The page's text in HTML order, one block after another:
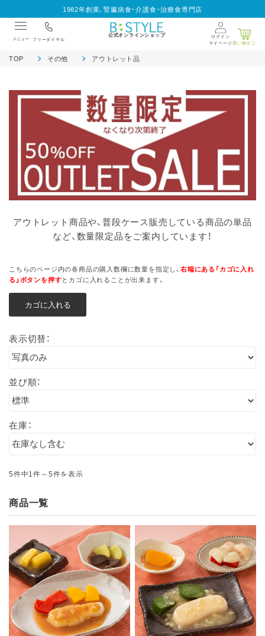
1982年創業、腎臓病食・介護食・治療食専門店
メニュー フリーダイヤル
公式オンラインショップ
ログイン
マイページ買い物かご
TOP その他 アウトレット品
アウトレット商品や、普段ケース販売している商品の単品
など、数量限定品をご案内しています！
こちらのページ内の各商品の購入数欄に数量を指定し、右端にある「カゴに入れ
る」ボタンを押すとカゴに入れることが出来ます。
表示切替：
並び順：
在庫：
5件中1件～5件を表示
商品一覧